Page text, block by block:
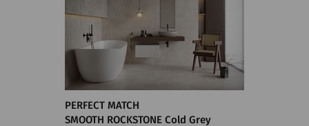
PERFECT MATCH
SMOOTH ROCKSTONE Cold Grey